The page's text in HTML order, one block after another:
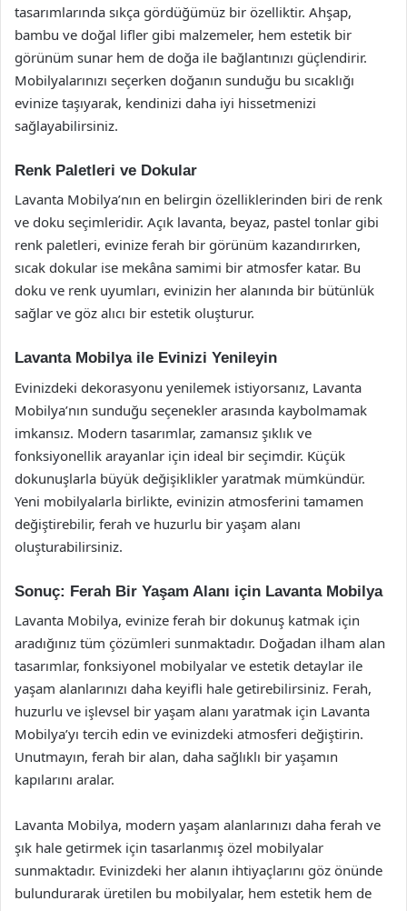
tasarımlarında sıkça gördüğümüz bir özelliktir. Ahşap,
bambu ve doğal lifler gibi malzemeler, hem estetik bir
görünüm sunar hem de doğa ile bağlantınızı güçlendirir.
Mobilyalarınızı seçerken doğanın sunduğu bu sıcaklığı
evinize taşıyarak, kendinizi daha iyi hissetmenizi
sağlayabilirsiniz.
Renk Paletleri ve Dokular
Lavanta Mobilya’nın en belirgin özelliklerinden biri de renk
ve doku seçimleridir. Açık lavanta, beyaz, pastel tonlar gibi
renk paletleri, evinize ferah bir görünüm kazandırırken,
sıcak dokular ise mekâna samimi bir atmosfer katar. Bu
doku ve renk uyumları, evinizin her alanında bir bütünlük
sağlar ve göz alıcı bir estetik oluşturur.
Lavanta Mobilya ile Evinizi Yenileyin
Evinizdeki dekorasyonu yenilemek istiyorsanız, Lavanta
Mobilya’nın sunduğu seçenekler arasında kaybolmamak
imkansız. Modern tasarımlar, zamansız şıklık ve
fonksiyonellik arayanlar için ideal bir seçimdir. Küçük
dokunuşlarla büyük değişiklikler yaratmak mümkündür.
Yeni mobilyalarla birlikte, evinizin atmosferini tamamen
değiştirebilir, ferah ve huzurlu bir yaşam alanı
oluşturabilirsiniz.
Sonuç: Ferah Bir Yaşam Alanı için Lavanta Mobilya
Lavanta Mobilya, evinize ferah bir dokunuş katmak için
aradığınız tüm çözümleri sunmaktadır. Doğadan ilham alan
tasarımlar, fonksiyonel mobilyalar ve estetik detaylar ile
yaşam alanlarınızı daha keyifli hale getirebilirsiniz. Ferah,
huzurlu ve işlevsel bir yaşam alanı yaratmak için Lavanta
Mobilya’yı tercih edin ve evinizdeki atmosferi değiştirin.
Unutmayın, ferah bir alan, daha sağlıklı bir yaşamın
kapılarını aralar.
Lavanta Mobilya, modern yaşam alanlarınızı daha ferah ve
şık hale getirmek için tasarlanmış özel mobilyalar
sunmaktadır. Evinizdeki her alanın ihtiyaçlarını göz önünde
bulundurarak üretilen bu mobilyalar, hem estetik hem de